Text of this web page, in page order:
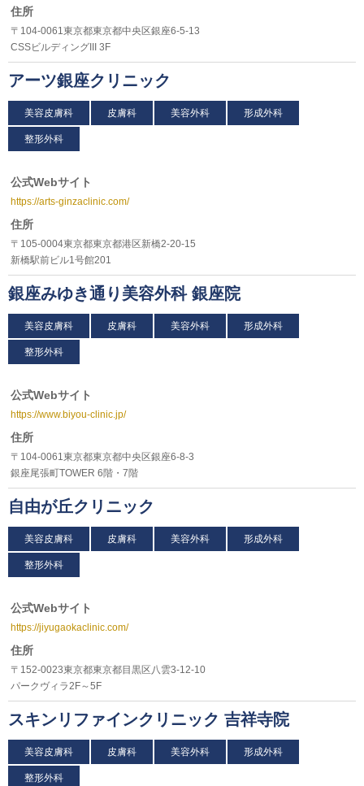
住所
〒104-0061東京都東京都中央区銀座6-5-13
CSSビルディングIII 3F
アーツ銀座クリニック
美容皮膚科 皮膚科 美容外科 形成外科
整形外科
公式Webサイト
https://arts-ginzaclinic.com/
住所
〒105-0004東京都東京都港区新橋2-20-15
新橋駅前ビル1号館201
銀座みゆき通り美容外科 銀座院
美容皮膚科 皮膚科 美容外科 形成外科
整形外科
公式Webサイト
https://www.biyou-clinic.jp/
住所
〒104-0061東京都東京都中央区銀座6-8-3
銀座尾張町TOWER 6階・7階
自由が丘クリニック
美容皮膚科 皮膚科 美容外科 形成外科
整形外科
公式Webサイト
https://jiyugaokaclinic.com/
住所
〒152-0023東京都東京都目黒区八雲3-12-10
パークヴィラ2F～5F
スキンリファインクリニック 吉祥寺院
美容皮膚科 皮膚科 美容外科 形成外科
整形外科